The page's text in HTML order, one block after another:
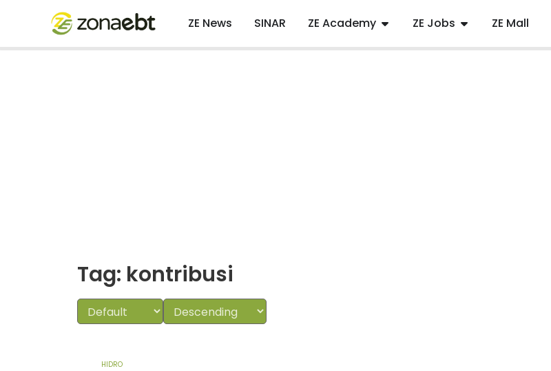
ZE News SINAR ZE Academy ZE Jobs ZE Mall
Tag: kontribusi
HIDRO